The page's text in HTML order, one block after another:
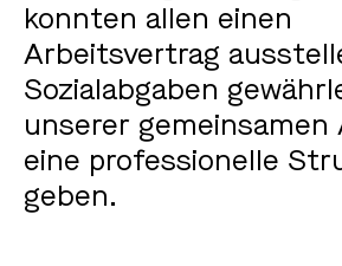
konnten allen einen
Arbeitsvertrag
Sozialabgaben
unserer gemeinsamen
eine professionelle
geben.